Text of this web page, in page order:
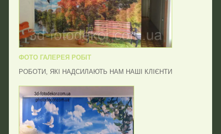
ФОТО ГАЛЕРЕЯ РОБІТ
РОБОТИ, ЯКІ НАДСИЛАЮТЬ НАМ НАШІ КЛІЄНТИ